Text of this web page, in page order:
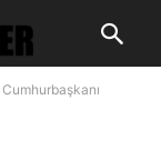
Cumhurbaşkanı